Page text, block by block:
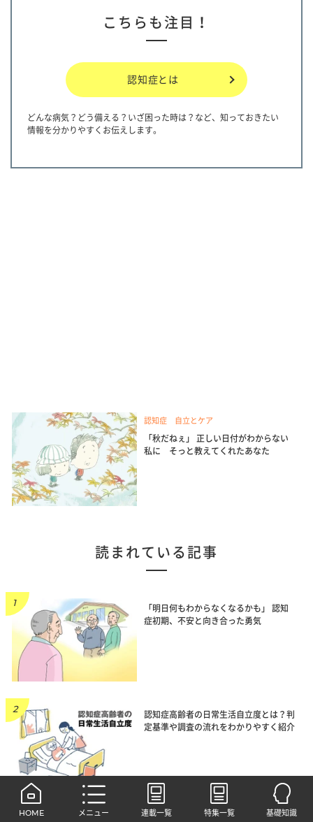
HOME メニュー 連載一覧 特集一覧 基礎知識
こちらも注目！
認知症とは
どんな病気？どう備える？いざ困った時は？など、知っておきたい
情報を分かりやすくお伝えします。
認知症 自立とケア
「秋だねぇ」 正しい日付がわからない
私に そっと教えてくれたあなた
読まれている記事
「明日何もわからなくなるかも」 認知
症初期、不安と向き合った勇気
認知症高齢者の日常生活自立度とは？判
定基準や調査の流れをわかりやすく紹介